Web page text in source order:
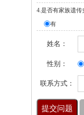
4.是否有家族遗传
有
姓名：
性别：
联系方式：